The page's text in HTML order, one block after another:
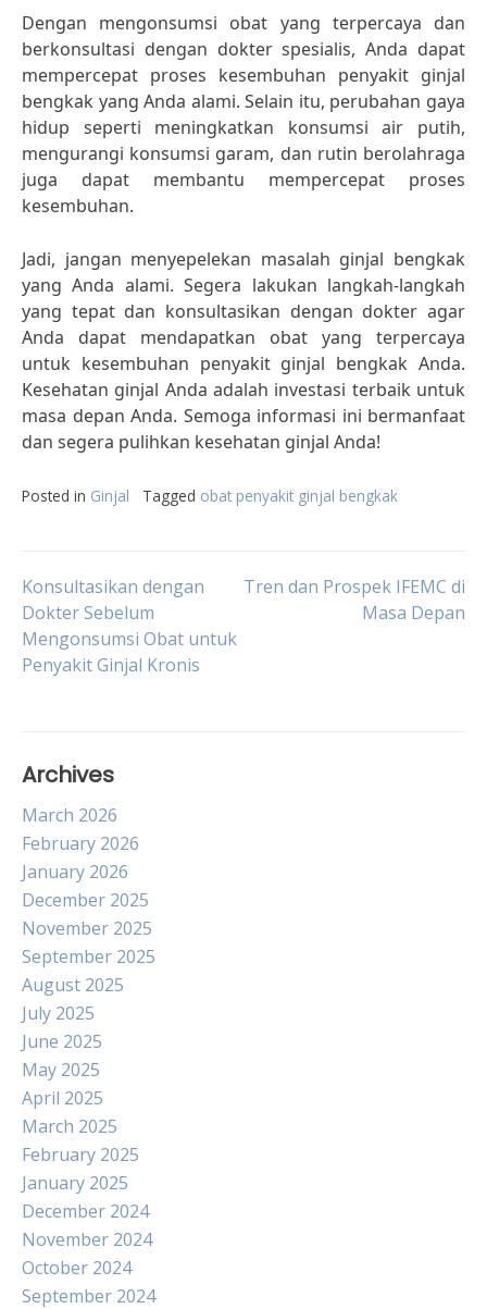
Dengan mengonsumsi obat yang terpercaya dan
berkonsultasi dengan dokter spesialis, Anda dapat
mempercepat proses kesembuhan penyakit ginjal
bengkak yang Anda alami. Selain itu, perubahan gaya
hidup seperti meningkatkan konsumsi air putih,
mengurangi konsumsi garam, dan rutin berolahraga
juga dapat membantu mempercepat proses
kesembuhan.
Jadi, jangan menyepelekan masalah ginjal bengkak
yang Anda alami. Segera lakukan langkah-langkah
yang tepat dan konsultasikan dengan dokter agar
Anda dapat mendapatkan obat yang terpercaya
untuk kesembuhan penyakit ginjal bengkak Anda.
Kesehatan ginjal Anda adalah investasi terbaik untuk
masa depan Anda. Semoga informasi ini bermanfaat
dan segera pulihkan kesehatan ginjal Anda!
Posted in Ginjal Tagged obat penyakit ginjal bengkak
Post
navigation
Konsultasikan dengan
Dokter Sebelum
Mengonsumsi Obat untuk
Penyakit Ginjal Kronis
Tren dan Prospek IFEMC di
Masa Depan
Archives
March 2026
February 2026
January 2026
December 2025
November 2025
September 2025
August 2025
July 2025
June 2025
May 2025
April 2025
March 2025
February 2025
January 2025
December 2024
November 2024
October 2024
September 2024